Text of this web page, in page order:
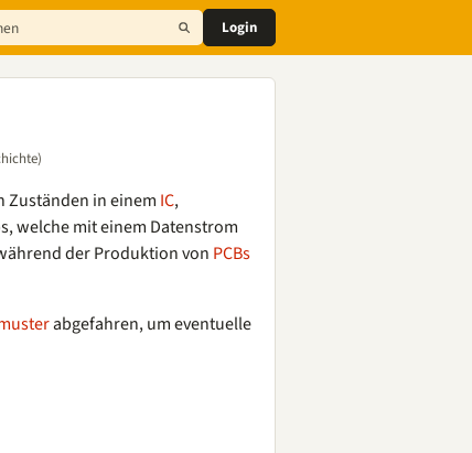
Login
Zuständen in einem IC,
welche mit einem Datenstrom
der Produktion von PCBs
abgefahren, um eventuelle